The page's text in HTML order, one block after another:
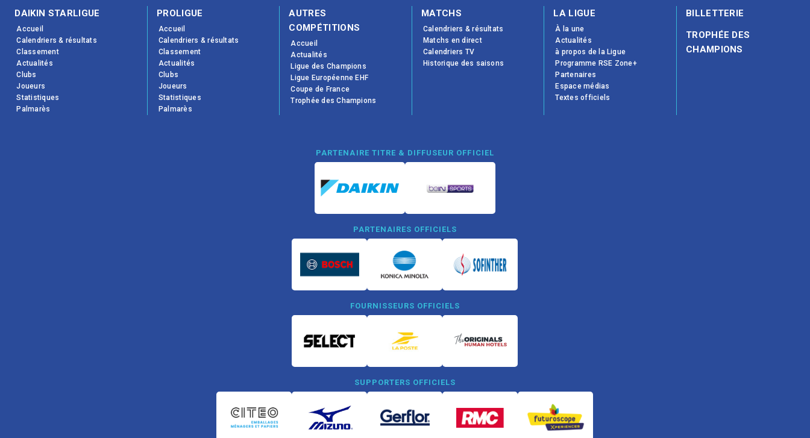
DAIKIN STARLIGUE
Accueil
Calendriers & résultats
Classement
Actualités
Clubs
Joueurs
Statistiques
Palmarès
PROLIGUE
Accueil
Calendriers & résultats
Classement
Actualités
Clubs
Joueurs
Statistiques
Palmarès
AUTRES
COMPÉTITIONS
Accueil
Actualités
Ligue des Champions
Ligue Européenne EHF
Coupe de France
Trophée des Champions
MATCHS
Calendriers & résultats
Matchs en direct
Calendriers TV
Historique des saisons
LA LIGUE
À la une
Actualités
à propos de la Ligue
Programme RSE Zone+
Partenaires
Espace médias
Textes officiels
BILLETTERIE
TROPHÉE DES
CHAMPIONS
PARTENAIRE TITRE & DIFFUSEUR OFFICIEL
PARTENAIRES OFFICIELS
FOURNISSEURS OFFICIELS
SUPPORTERS OFFICIELS